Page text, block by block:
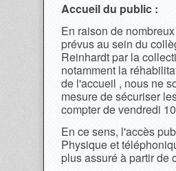
Accueil du public :
En raison de
prévus au sein du
Reinhardt par la
notamment la
de l'accueil , nous ne
mesure de sécuriser
compter de vendredi
En ce sens, l'accès
Physique et
plus assuré à partir de